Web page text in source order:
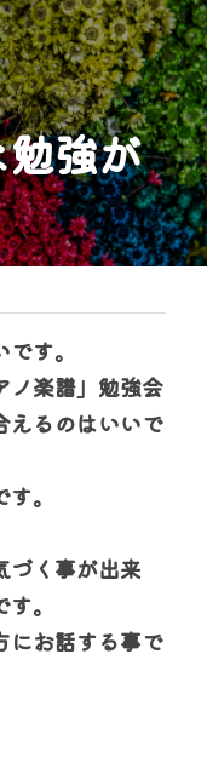
強が
す。
ノ楽譜」勉強会
えるのはいいで
。
づく事が出来
。
にお話する事で